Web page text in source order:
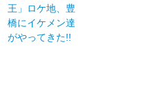
王」ロケ地、豊
橋にイケメン達
がやってきた!!